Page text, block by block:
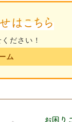
はこちら
ださい！
ム